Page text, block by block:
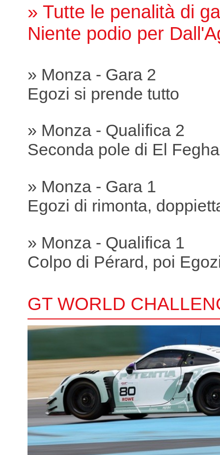
» Tutte le penalità di
Niente podio per
» Monza - Gara 2
Egozi si prende tutto
» Monza - Qualifica 2
Seconda pole di El
» Monza - Gara 1
Egozi di rimonta,
» Monza - Qualifica 1
Colpo di Pérard, poi
GT WORLD